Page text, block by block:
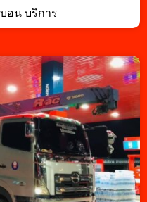
อน บริการ